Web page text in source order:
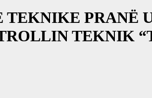
PRANË
TEKNIK